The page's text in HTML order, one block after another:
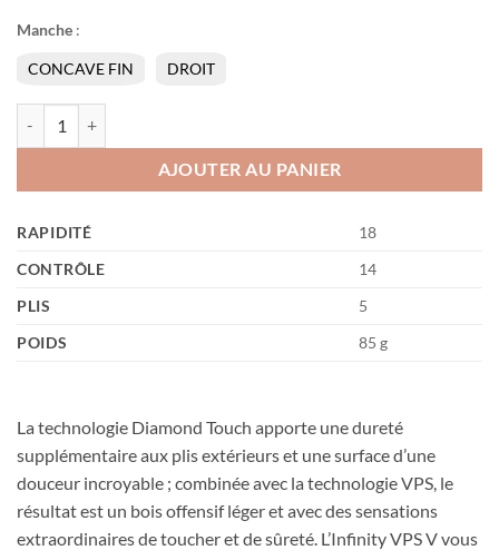
Manche :
CONCAVE FIN DROIT
AJOUTER AU PANIER
RAPIDITÉ
18
CONTRÔLE
14
PLIS
5
POIDS
85 g
La technologie Diamond Touch apporte une dureté
supplémentaire aux plis extérieurs et une surface d’une
douceur incroyable ; combinée avec la technologie VPS, le
résultat est un bois offensif léger et avec des sensations
extraordinaires de toucher et de sûreté. L’Infinity VPS V vous